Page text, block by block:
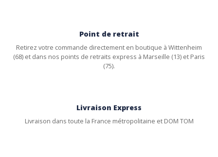
Point de retrait
Retirez votre commande directement en boutique à Wittenheim
(68) et dans nos points de retraits express à Marseille (13) et Paris
(75).
Livraison Express
Livraison dans toute la France métropolitaine et DOM TOM